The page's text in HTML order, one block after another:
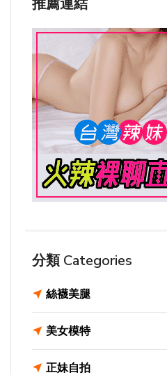
推薦連結
分類 Categories
絲襪美腿
美女模特
正妹自拍